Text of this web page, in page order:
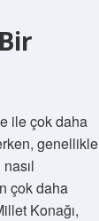
ile çok daha
genellikle
çok daha
Konağı,